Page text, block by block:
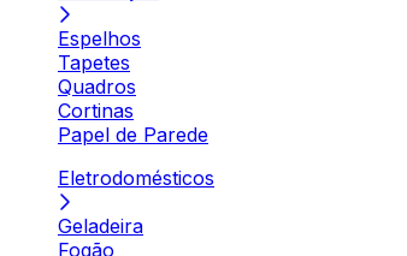
Espelhos
Tapetes
Quadros
Cortinas
Papel de Parede
Eletrodomésticos
Geladeira
Fogão